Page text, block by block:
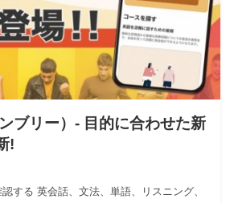
ブリー）- 目的に合わせた新
!
する 英会話、文法、単語、リスニング、